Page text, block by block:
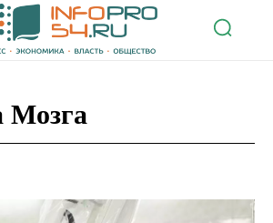
Мозга